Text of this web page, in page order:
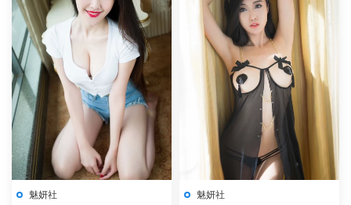
魅妍社 魅妍社